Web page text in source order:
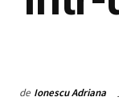
de Ionescu Adriana